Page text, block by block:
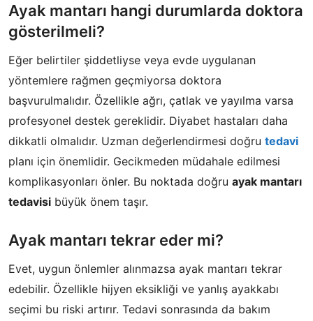
Ayak mantarı hangi durumlarda doktora
gösterilmeli?
Eğer belirtiler şiddetliyse veya evde uygulanan
yöntemlere rağmen geçmiyorsa doktora
başvurulmalıdır. Özellikle ağrı, çatlak ve yayılma varsa
profesyonel destek gereklidir. Diyabet hastaları daha
dikkatli olmalıdır. Uzman değerlendirmesi doğru tedavi
planı için önemlidir. Gecikmeden müdahale edilmesi
komplikasyonları önler. Bu noktada doğru ayak mantarı
tedavisi büyük önem taşır.
Ayak mantarı tekrar eder mi?
Evet, uygun önlemler alınmazsa ayak mantarı tekrar
edebilir. Özellikle hijyen eksikliği ve yanlış ayakkabı
seçimi bu riski artırır. Tedavi sonrasında da bakım